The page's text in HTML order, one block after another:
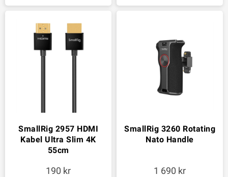
SmallRig 2957 HDMI
Kabel Ultra Slim 4K
55cm
190
SmallRig 3260 Rotating
Nato Handle
1 690